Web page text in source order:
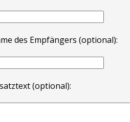
des Empfängers (optional):
(optional):